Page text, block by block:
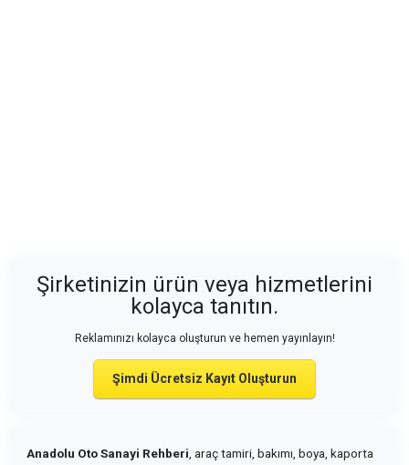
Şirketinizin ürün veya hizmetlerini
kolayca tanıtın.
Reklamınızı kolayca oluşturun ve hemen yayınlayın!
Şimdi Ücretsiz Kayıt Oluşturun
Anadolu Oto Sanayi Rehberi , araç tamiri, bakımı, boya, kaporta